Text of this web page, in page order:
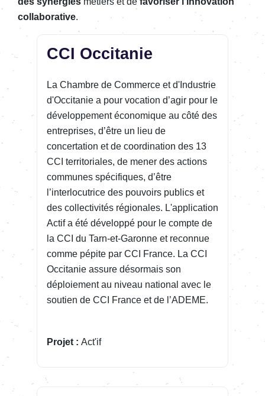
collaborative.
CCI Occitanie
La Chambre de Commerce et d'Industrie
d'Occitanie a pour vocation d’agir pour le
développement économique au côté des
entreprises, d’être un lieu de
concertation et de coordination des 13
CCI territoriales, de mener des actions
communes spécifiques, d’être
l’interlocutrice des pouvoirs publics et
des collectivités régionales. L'application
Actif a été développé pour le compte de
la CCI du Tarn-et-Garonne et reconnue
comme pépite par CCI France. La CCI
Occitanie assure désormais son
déploiement au niveau national avec le
soutien de CCI France et de l’ADEME.
Projet : Act'if